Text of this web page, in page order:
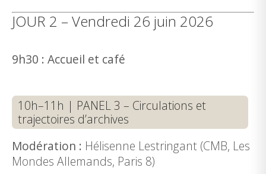
JOUR 2 – Vendredi 26 juin 2026
9h30 : Accueil et café
10h–11h | PANEL 3 – Circulations et
trajectoires d’archives
Modération : Hélisenne Lestringant (CMB, Les
Mondes Allemands, Paris 8)